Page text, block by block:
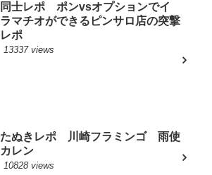
同士レポ ポンvsオプションでイ
ラマチオができるピンサロ店の突撃
レポ
13337 views
たぬきレポ 川崎フラミンゴ 雨使
カレン
10828 views